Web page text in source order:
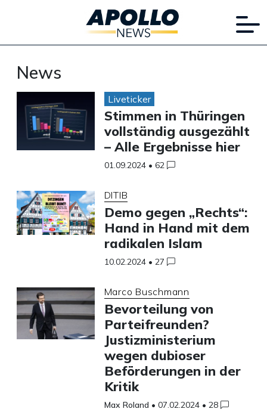
News
Liveticker
Stimmen in Thüringen
vollständig ausgezählt
– Alle Ergebnisse hier
01.09.2024 • 62
DITIB
Demo gegen „Rechts“:
Hand in Hand mit dem
radikalen Islam
10.02.2024 • 27
Marco Buschmann
Bevorteilung von
Parteifreunden?
Justizministerium
wegen dubioser
Beförderungen in der
Kritik
Max Roland • 07.02.2024 • 28